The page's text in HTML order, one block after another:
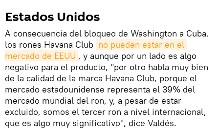
Estados Unidos
A consecuencia del bloqueo de Washington a Cuba,
los rones Havana Club no pueden estar en el
mercado de EEUU , y aunque por un lado es algo
negativo para el producto, "por otro habla muy bien
de la calidad de la marca Havana Club, porque el
mercado estadounidense representa el 39% del
mercado mundial del ron, y, a pesar de estar
excluido, somos el tercer ron a nivel internacional,
que es algo muy significativo", dice Valdés.